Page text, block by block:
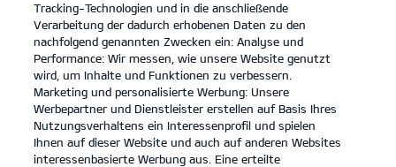
... HAUPTUNTERSUCHUNG
HAUPTUNTERSUCHUNG
Tracking-Technologien und in die anschließende
Verarbeitung der dadurch erhobenen Daten zu den
nachfolgend genannten Zwecken ein: Analyse und
Performance: Wir messen, wie unsere Website genutzt
wird, um Inhalte und Funktionen zu verbessern.
Marketing und personalisierte Werbung: Unsere
Werbepartner und Dienstleister erstellen auf Basis Ihres
Nutzungsverhaltens ein Interessenprofil und spielen
Ihnen auf dieser Website und auch auf anderen Websites
interessenbasierte Werbung aus. Eine erteilte